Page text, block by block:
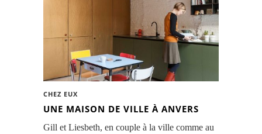
CHEZ EUX
UNE MAISON DE VILLE À ANVERS
Gill et Liesbeth, en couple à la ville comme au